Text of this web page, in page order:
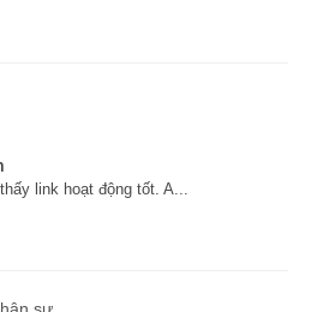
link hoạt động tốt. A...
sự